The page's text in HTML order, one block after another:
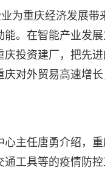
为重庆经济发展带
。在智能产业发展
投资建厂，把先
对外贸易高速增
主任唐勇介绍，
工具等的疫情防